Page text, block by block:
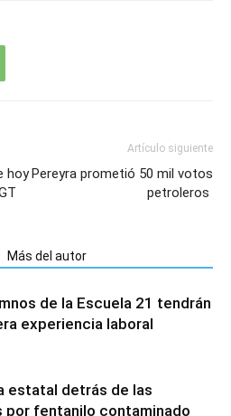
hoy
Artículo siguiente
Pereyra prometió 50 mil votos
petroleros
Más del autor
de la Escuela 21 tendrán
experiencia laboral
estatal detrás de las
por fentanilo contaminado